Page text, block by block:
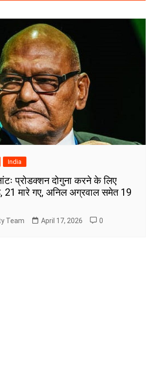
India
प्रोडक्शन दोगुना करने के लिए
21 मारे गए, अनिल अग्रवाल समेत 19
Team April 17, 2026 0